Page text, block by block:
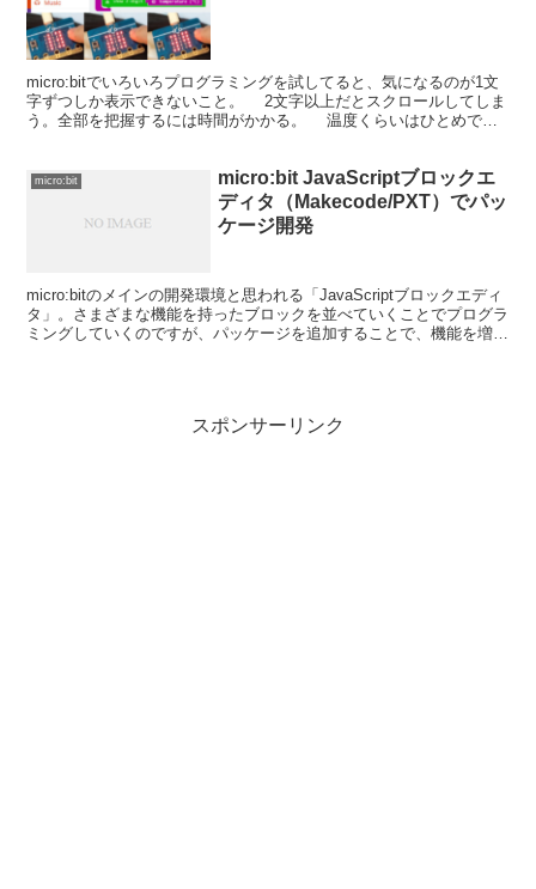
micro:bitでいろいろプログラミングを試してると、気になるのが1文
字ずつしか表示できないこと。 2文字以上だとスクロールしてしま
う。全部を把握するには時間がかかる。 温度くらいはひとめでわ
micro:bit
micro:bit JavaScriptブロックエ
ディタ（Makecode/PXT）でパッ
ケージ開発
micro:bitのメインの開発環境と思われる「JavaScriptブロックエディ
タ」。さまざまな機能を持ったブロックを並べていくことでプログラ
ミングしていくのですが、パッケージを追加することで、機能を増や
スポンサーリンク